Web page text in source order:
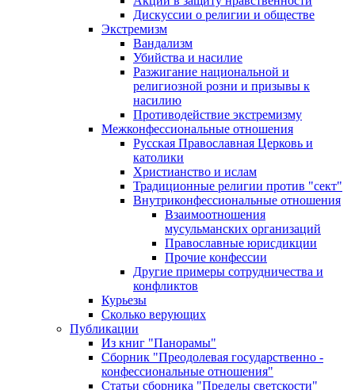
Дискуссии о религии и обществе
Экстремизм
Вандализм
Убийства и насилие
Разжигание национальной и
религиозной розни и призывы к
насилию
Противодействие экстремизму
Межконфессиональные отношения
Русская Православная Церковь и
католики
Христианство и ислам
Традиционные религии против "сект"
Внутриконфессиональные отношения
Взаимоотношения
мусульманских организаций
Православные юрисдикции
Прочие конфессии
Другие примеры сотрудничества и
конфликтов
Курьезы
Сколько верующих
Публикации
Из книг "Панорамы"
Сборник "Преодолевая государственно -
конфессиональные отношения"
Статьи сборника "Пределы светскости"